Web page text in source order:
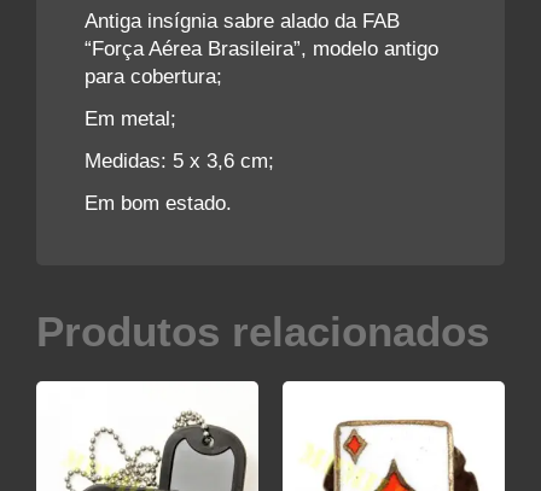
Antiga insígnia sabre alado da FAB
“Força Aérea Brasileira”, modelo antigo
para cobertura;
Em metal;
Medidas: 5 x 3,6 cm;
Em bom estado.
Produtos relacionados